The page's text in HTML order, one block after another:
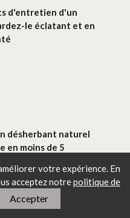
votre expérience. En
acceptez notrepolitique de
Accepter
d'entretien d'un
le éclatant et en
désherbant naturel
en moins de 5